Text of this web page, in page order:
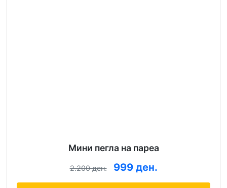
Мини пегла на пареа
2.200 ден. 999 ден.